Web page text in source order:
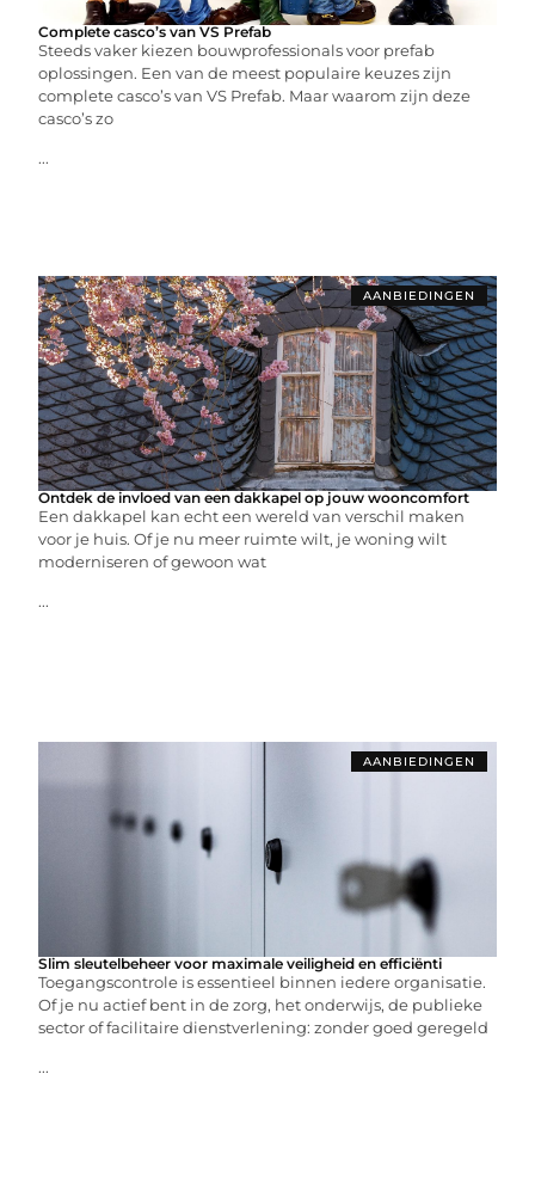
Complete casco’s van VS Prefab
Steeds vaker kiezen bouwprofessionals voor prefab
oplossingen. Een van de meest populaire keuzes zijn
complete casco’s van VS Prefab. Maar waarom zijn deze
casco’s zo
...
AANBIEDINGEN
Ontdek de invloed van een dakkapel op jouw wooncomfort
Een dakkapel kan echt een wereld van verschil maken
voor je huis. Of je nu meer ruimte wilt, je woning wilt
moderniseren of gewoon wat
...
AANBIEDINGEN
Slim sleutelbeheer voor maximale veiligheid en efficiënti
Toegangscontrole is essentieel binnen iedere organisatie.
Of je nu actief bent in de zorg, het onderwijs, de publieke
sector of facilitaire dienstverlening: zonder goed geregeld
...